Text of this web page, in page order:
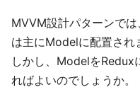
MVVM設計パターンで
は主にModelに配置され
しかし、ModelをRedux
ればよいのでしょうか。